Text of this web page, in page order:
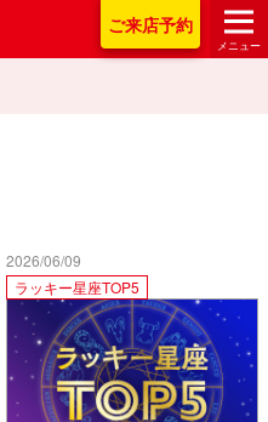
住友生命「Vitality
ご来店予約
メニュー
2026/06/09
ラッキー星座TOP5